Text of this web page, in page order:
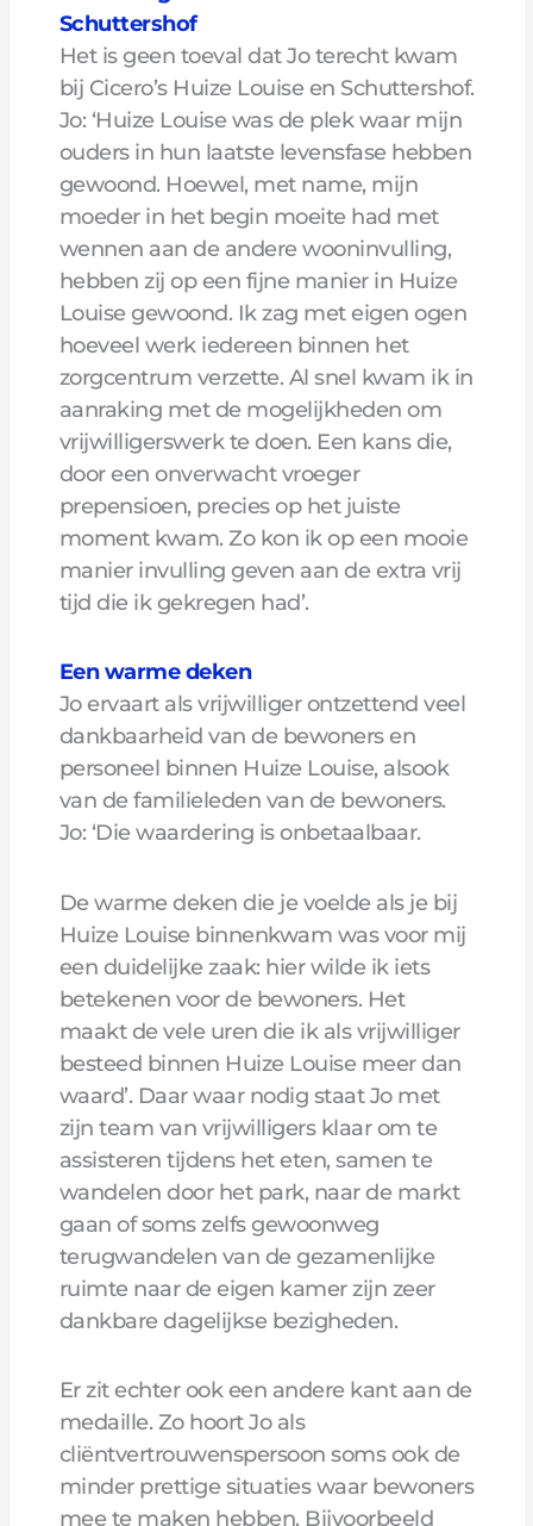
Schuttershof
Het is geen toeval dat Jo terecht kwam
bij Cicero’s Huize Louise en Schuttershof.
Jo: ‘Huize Louise was de plek waar mijn
ouders in hun laatste levensfase hebben
gewoond. Hoewel, met name, mijn
moeder in het begin moeite had met
wennen aan de andere wooninvulling,
hebben zij op een fijne manier in Huize
Louise gewoond. Ik zag met eigen ogen
hoeveel werk iedereen binnen het
zorgcentrum verzette. Al snel kwam ik in
aanraking met de mogelijkheden om
vrijwilligerswerk te doen. Een kans die,
door een onverwacht vroeger
prepensioen, precies op het juiste
moment kwam. Zo kon ik op een mooie
manier invulling geven aan de extra vrij
tijd die ik gekregen had’.
Een warme deken
Jo ervaart als vrijwilliger ontzettend veel
dankbaarheid van de bewoners en
personeel binnen Huize Louise, alsook
van de familieleden van de bewoners.
Jo: ‘Die waardering is onbetaalbaar.
De warme deken die je voelde als je bij
Huize Louise binnenkwam was voor mij
een duidelijke zaak: hier wilde ik iets
betekenen voor de bewoners. Het
maakt de vele uren die ik als vrijwilliger
besteed binnen Huize Louise meer dan
waard’. Daar waar nodig staat Jo met
zijn team van vrijwilligers klaar om te
assisteren tijdens het eten, samen te
wandelen door het park, naar de markt
gaan of soms zelfs gewoonweg
terugwandelen van de gezamenlijke
ruimte naar de eigen kamer zijn zeer
dankbare dagelijkse bezigheden.
Er zit echter ook een andere kant aan de
medaille. Zo hoort Jo als
cliëntvertrouwenspersoon soms ook de
minder prettige situaties waar bewoners
mee te maken hebben. Bijvoorbeeld